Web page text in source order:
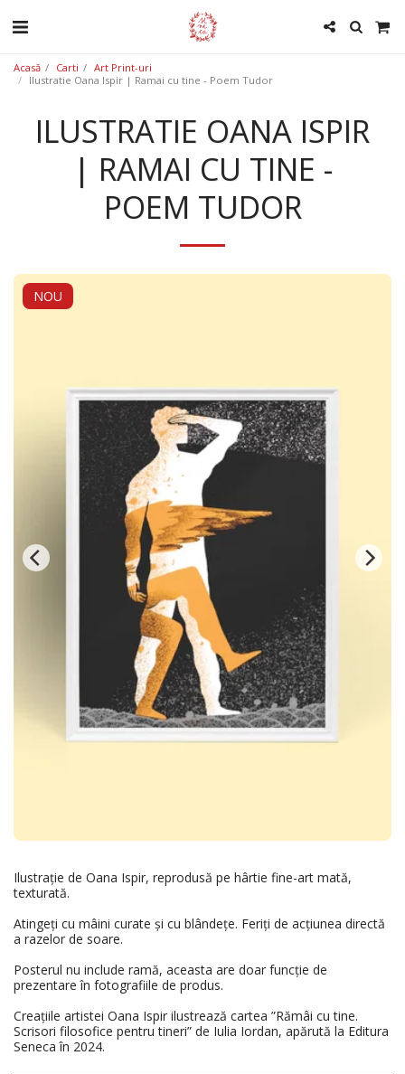
Acasă Carti
Art Print-uri
Ilustratie Oana Ispir | Ramai cu tine - Poem Tudor
ILUSTRATIE OANA ISPIR
| RAMAI CU TINE -
POEM TUDOR
NOU
Ilustrație de Oana Ispir, reprodusă pe hârtie fine-art mată,
texturată.
Atingeți cu mâini curate și cu blândețe. Feriți de acțiunea directă
a razelor de soare.
Posterul nu include ramă, aceasta are doar funcție de
prezentare în fotografiile de produs.
Creațiile artistei Oana Ispir ilustrează cartea ”Rămâi cu tine.
Scrisori filosofice pentru tineri” de Iulia Iordan, apărută la Editura
Seneca în 2024.